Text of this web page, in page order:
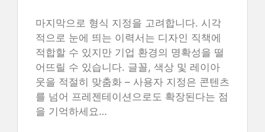
마지막으로 형식 지정을 고려합니다. 시각
적으로 눈에 띄는 이력서는 디자인 직책에
적합할 수 있지만 기업 환경의 명확성을 떨
어뜨릴 수 있습니다. 글꼴, 색상 및 레이아
웃을 적절히 맞춤화 – 사용자 지정은 콘텐츠
를 넘어 프레젠테이션으로도 확장된다는 점
을 기억하세요…